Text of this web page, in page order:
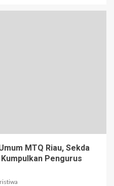
MTQ Riau, Sekda
Pengurus